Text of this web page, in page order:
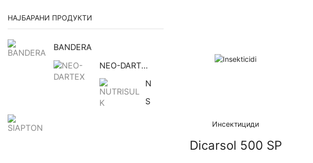
Инсектициди
Dicarsol 500 SP
НАЈБАРАНИ ПРОДУКТИ
BANDERA
NEO-DARTEX